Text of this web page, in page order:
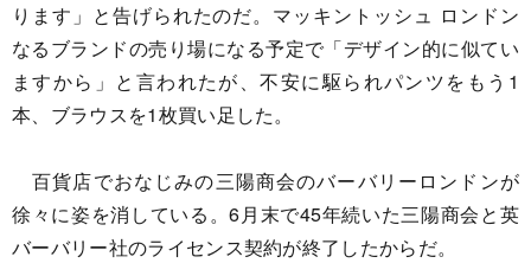
ります」と告げられたのだ。マッキントッシュ ロンドン
なるブランドの売り場になる予定で「デザイン的に似てい
ますから」と言われたが、不安に駆られパンツをもう1
本、ブラウスを1枚買い足した。
百貨店でおなじみの三陽商会のバーバリーロンドンが
徐々に姿を消している。6月末で45年続いた三陽商会と英
バーバリー社のライセンス契約が終了したからだ。